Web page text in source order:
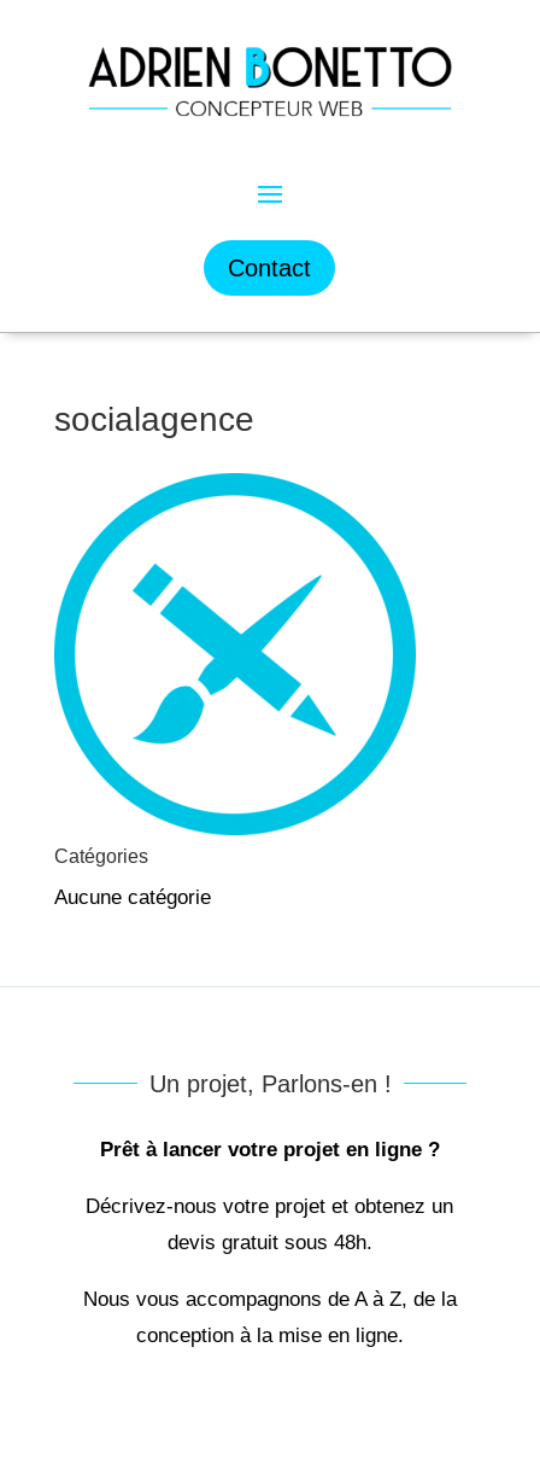
Contact
socialagence
Catégories
Aucune catégorie
Un projet, Parlons-en !
Prêt à lancer votre projet en ligne ?
Décrivez-nous votre projet et obtenez un
devis gratuit sous 48h.
Nous vous accompagnons de A à Z, de la
conception à la mise en ligne.